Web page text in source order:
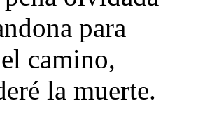
para
camino,
la muerte.